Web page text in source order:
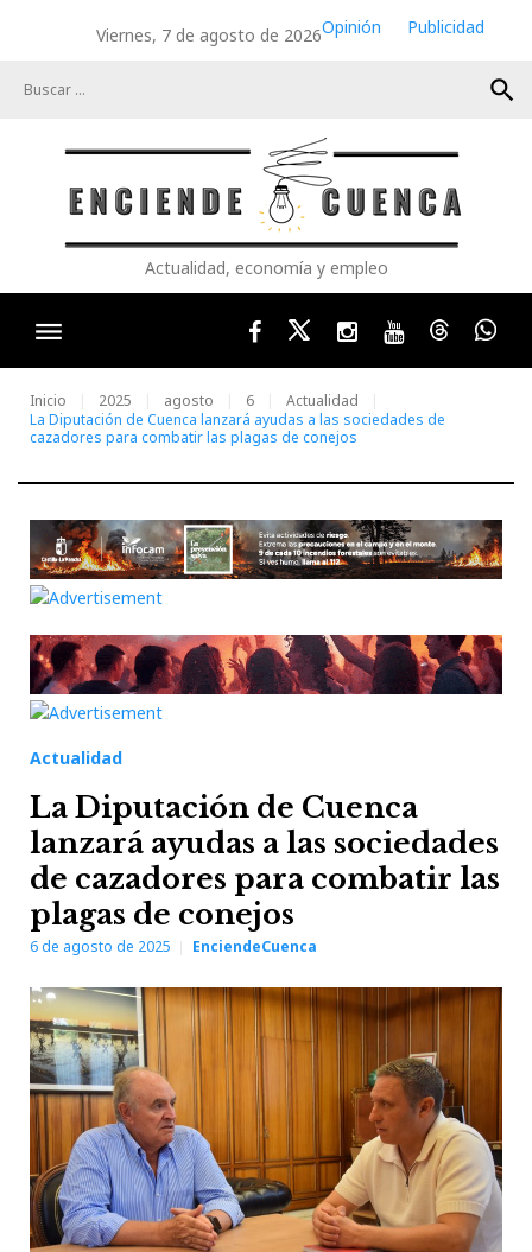
Viernes, 7 de agosto de 2026Opinión
Publicidad
search
Actualidad, economía y empleo
FacebookTwitterInstagram
YoutubeThreads
Inicio 2025 agosto 6
Actualidad
La Diputación de Cuenca lanzará ayudas a las sociedades de
cazadores para combatir las plagas de conejos
Actualidad
La Diputación de Cuenca
lanzará ayudas a las sociedades
de cazadores para combatir las
plagas de conejos
6 de agosto de 2025 EnciendeCuenca